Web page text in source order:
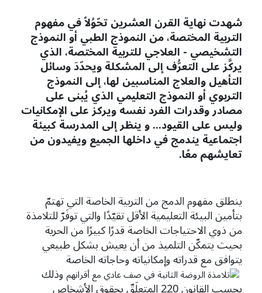
شهدت نهاية القرن العشرين تحّوُلاً في مفهوم
التربية المختصة، من النموذج الطبي أو النموذج
التشخيصي - العلاجي للتربية المختصة، الذي
يركَّز على التعرُّف إلى المشكلة ويحدّدَ وسائل
التأهيل والعلاج المناسبين لها، إلى النموذج
التربوي أو النموذج التعليمي الذي يُبنى على
مصادر وقدرات الفرد نفسه ويركز على الإمكانيات
وليس على القيود... و ينظر إلى المدرسة كبيئة
اجتماعية يندمج في داخلها الجميع ويفيدون من
تعايشهم معًا.
ينطلق مفهوم الدمج من التربية الخاصة التي تهتمّ
بتأمين البيئة التعليمية الأقل تقيّدًا والتي توفَرّ للتلامذة
من ذوي الاحتياجات الخاصة قدرًا كبيرًا من الحرية
بحيث يتمكّن التلميذ من أن يعيش بشكل طبيعي
يتوافق مع قدراته وإمكانياته وحاجاته الخاصة
وذلك